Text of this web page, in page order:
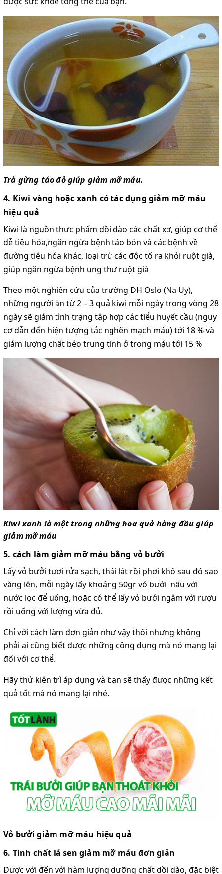
Trà gừng táo đỏ giúp giảm mỡ máu.
4. Kiwi vàng hoặc xanh có tác dụng giảm mỡ máu
hiệu quả
Kiwi là nguồn thực phẩm dồi dào các chất xơ, giúp cơ thể
dễ tiêu hóa,ngăn ngừa bệnh táo bón và các bệnh về
đường tiêu hóa khác, loại trừ các độc tố ra khỏi ruột già,
giúp ngăn ngừa bệnh ung thư ruột già
Theo một nghiên cứu của trường DH Oslo (Na Uy),
những người ăn từ 2 – 3 quả kiwi mỗi ngày trong vòng 28
ngày sẽ giảm tình trạng tập hợp các tiểu huyết cầu (nguy
cơ dẫn đến hiện tượng tắc nghẽn mạch máu) tới 18 % và
giảm lượng chất béo trung tính ở trong máu tới 15 %
Kiwi xanh là một trong những hoa quả hàng đầu giúp
giảm mỡ máu
5. cách làm giảm mỡ máu bằng vỏ bưởi
Lấy vỏ bưởi tươi rửa sạch, thái lát rồi phơi khô sau đó sao
vàng lên, mỗi ngày lấy khoảng 50gr vỏ bưởi nấu với
nước lọc để uống, hoặc có thể lấy vỏ bưởi ngâm với rượu
rồi uống với lượng vừa đủ.
Chỉ với cách làm đơn giản như vậy thôi nhưng không
phải ai cũng biết được những công dụng mà nó mang lại
đối với cơ thể.
Hãy thử kiên trì áp dụng và bạn sẽ thấy được những kết
quả tốt mà nó mang lại nhé.
Vỏ bưởi giảm mỡ máu hiệu quả
6. Tinh chất lá sen giảm mỡ máu đơn giản
Được với đến với hàm lượng dưỡng chất dồi dào, đặc biệt